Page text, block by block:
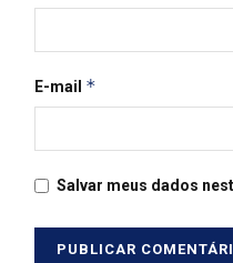
E-mail *
Salvar meus dados